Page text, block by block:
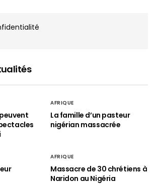
AFRIQUE
La famille d’un pasteur
nigérian massacrée
AFRIQUE
Massacre de 30 chrétiens à
Naridon au Nigéria